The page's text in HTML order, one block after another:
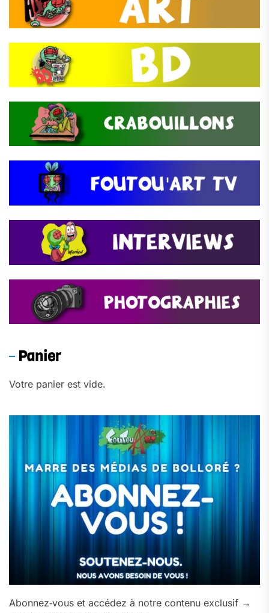
Panier
Votre panier est vide.
Abonnez‑vous et accédez à notre contenu exclusif →